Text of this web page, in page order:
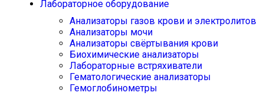
Лабораторное оборудование
Анализаторы газов крови и электролитов
Анализаторы мочи
Анализаторы свёртывания крови
Биохимические анализаторы
Лабораторные встряхиватели
Гематологические анализаторы
Гемоглобинометры